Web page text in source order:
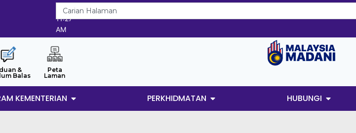
9/8/2026
11:27
AM
&
Balas
Peta
Laman
KEMENTERIAN PERKHIDMATAN HUBUNGI